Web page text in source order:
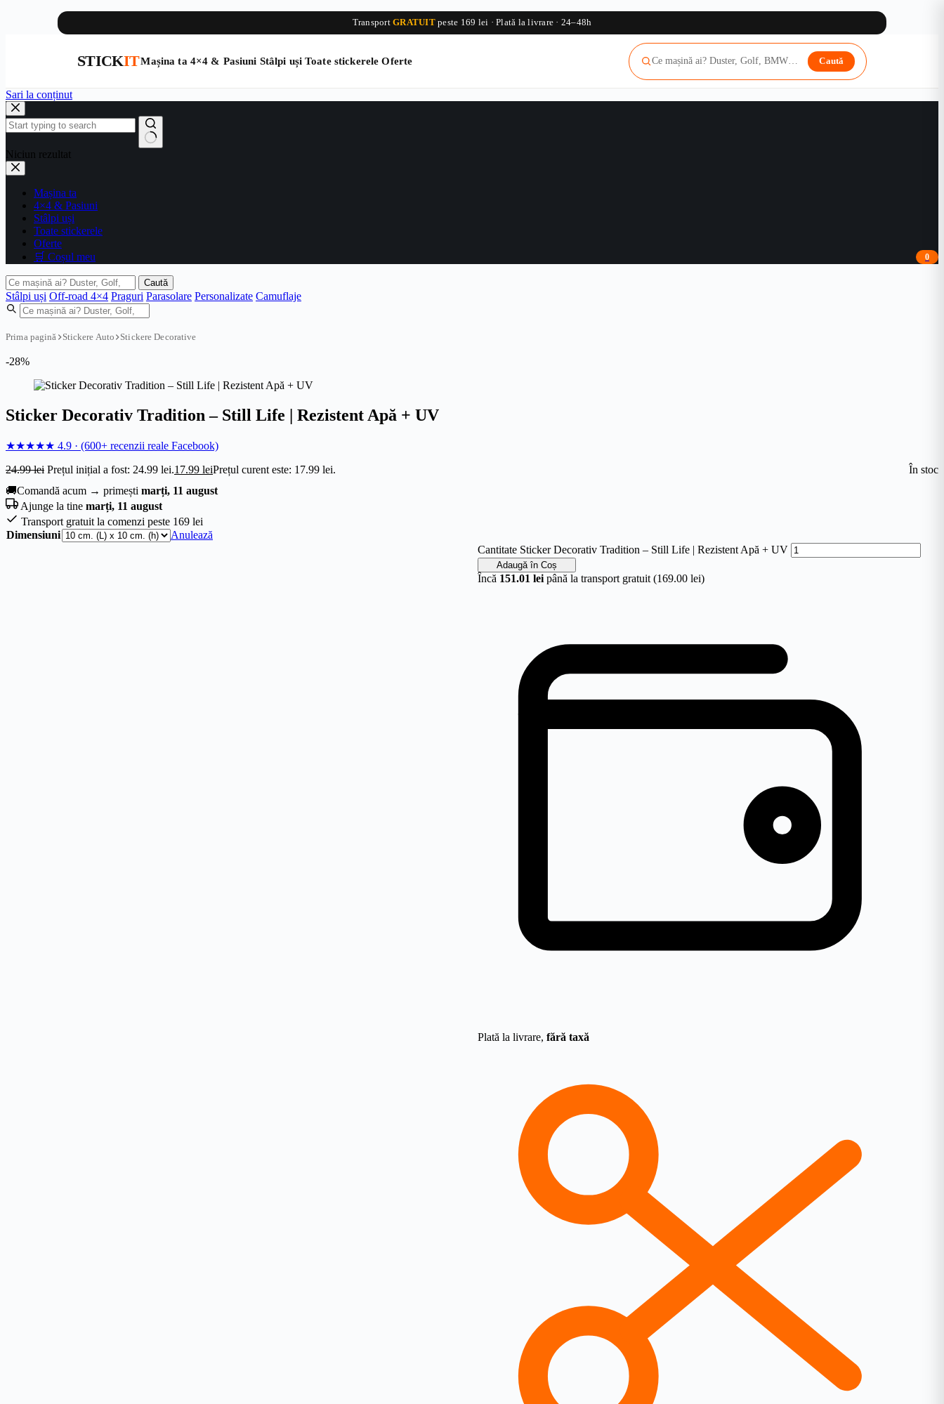
TransportGRATUITpeste 169 lei · Plată la livrare · 24–48h
STICKITMașina ta 4×4 & Pasiuni Stâlpi uși Toate stickerele Oferte Caută
Sari la conținut
Niciun rezultat
Mașina ta
4×4 & Pasiuni
Stâlpi uși
Toate stickerele
Oferte
🛒 Coșul meu
0
Caută
Stâlpi uși Off-road 4×4 Praguri Parasolare Personalizate Camuflaje
Prima pagină Stickere Auto Stickere Decorative
-28%
Sticker Decorativ Tradition – Still Life | Rezistent Apă + UV
★★★★★ 4.9 · (600+ recenzii reale Facebook)
24.99lei Prețul inițial a fost: 24.99 lei.17.99 leiPrețul curent este: 17.99 lei.
În stoc
🚚Comandă acum → primești marți, 11 august
Ajunge la tine marți, 11 august
Transport gratuit la comenzi peste 169 lei
Dimensiuni
Anulează
Cantitate Sticker Decorativ Tradition – Still Life | Rezistent Apă + UV
Adaugă în Coș
Încă 151.01 lei până la transport gratuit (169.00 lei)
Plată la livrare, fără taxă